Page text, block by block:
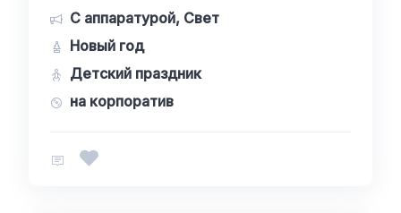
С аппаратурой, Свет
Новый год
Детский праздник
на корпоратив